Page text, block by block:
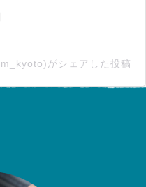
がシェアした投稿